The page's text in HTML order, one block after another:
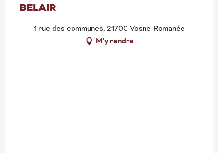
BELAIR
1 rue des communes, 21700 Vosne-Romanée
M'y rendre